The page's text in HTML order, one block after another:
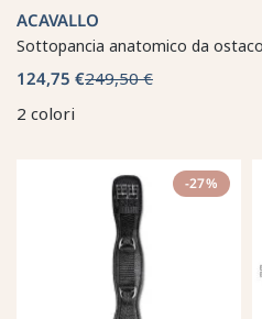
ACAVALLO
Sottopancia anatomico da
124,75 €249,50 €
2 colori
-27%